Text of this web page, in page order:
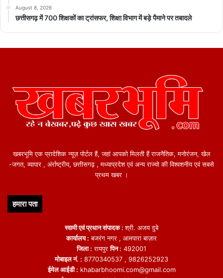
August 8, 2026
छत्तीसगढ़ में 700 शिक्षकों का ट्रांसफर, शिक्षा विभाग में बड़े पैमाने पर तबादले
खबरभूमि एक प्रादेशिक न्यूज़ पोर्टल हैं, जहां आपको मिलती हैं राजनैतिक, मनोरंजन, खेल
-जगत, व्यापार , अंर्राष्ट्रीय, छत्तीसगढ़ , मध्याप्रदेश एवं अन्य राज्यो की विश्वशनीय एवं सबसे
प्रथम खबर ।
हमारा पता
स्वामी एवं प्रधान संपादक :श्री. अजय दुबे
कार्यालय : बजरंग नगर , आमपारा बाज़ार
जिला : रायपुरपिन : 492001
मोबाइल नं. : 8770340537 , 9826252923
ईमेल आईडी : khabarbhoomi.com@gmail.com